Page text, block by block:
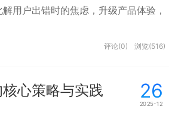
用户出错时的焦虑，升级产品体验，
评论(0) 浏览(516)
26
2025-12
心策略与实践